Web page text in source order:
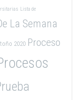
Lista de
La Semana
2020 Proceso